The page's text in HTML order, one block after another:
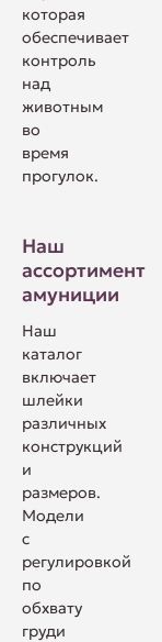
которая
обеспечивает
контроль
над
животным
во
время
прогулок.
Наш
ассортимент
амуниции
Наш
каталог
включает
шлейки
различных
конструкций
и
размеров.
Модели
с
регулировкой
по
обхвату
груди